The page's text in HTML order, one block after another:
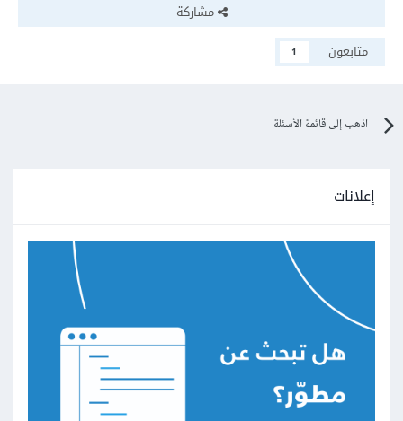
مشاركة
متابعون
1
اذهب إلى قائمة الأسئلة
إعلانات